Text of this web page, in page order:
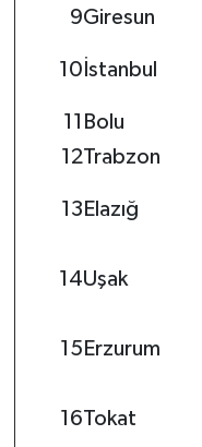
9Giresun
10 İstanbul
11 Bolu
12Trabzon
13 Elazığ
14Uşak
15 Erzurum
16Tokat